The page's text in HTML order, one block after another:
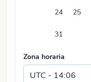
24 25
31
Zona horaria